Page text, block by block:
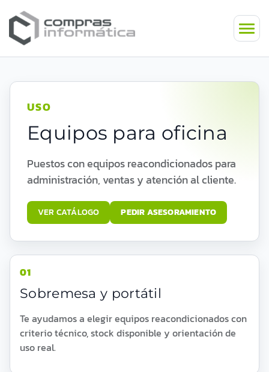
USO
Equipos para oficina
Puestos con equipos reacondicionados para
administración, ventas y atención al cliente.
VER CATÁLOGO PEDIR ASESORAMIENTO
01
Sobremesa y portátil
Te ayudamos a elegir equipos reacondicionados con
criterio técnico, stock disponible y orientación de
uso real.